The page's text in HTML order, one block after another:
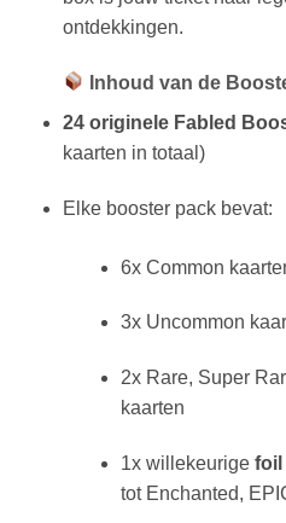
ontdekkingen.
Inhoud van de
24 originele Fabled
kaarten in totaal)
Elke booster pack bevat:
6x Common
3x Uncommon
2x Rare, Super
kaarten
1x willekeurige foil
tot Enchanted,